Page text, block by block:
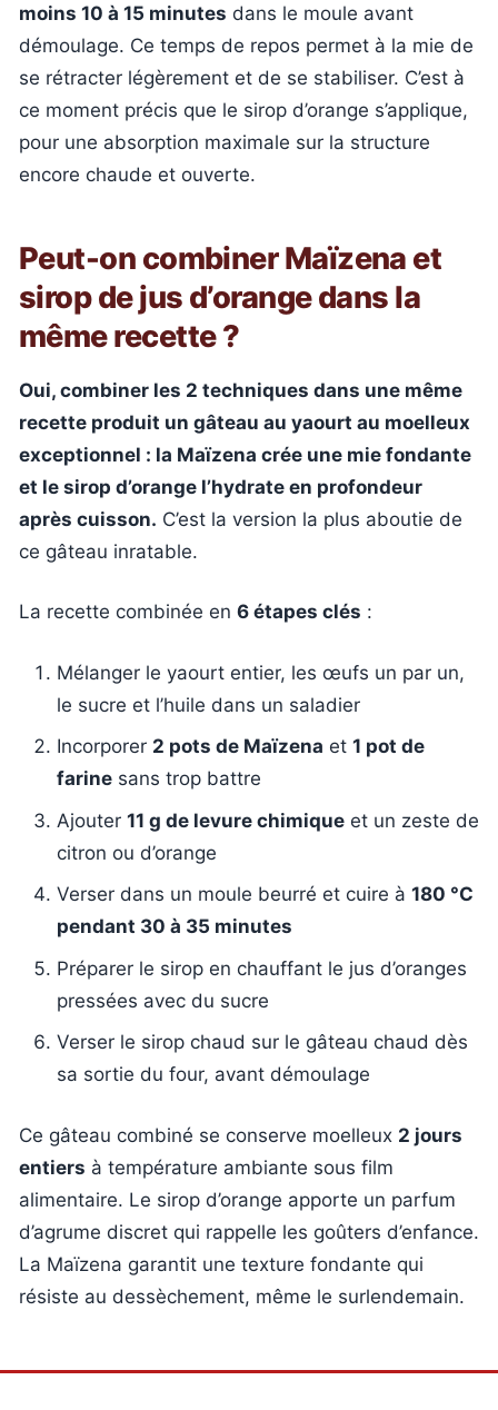
moins 10 à 15 minutes dans le moule avant
démoulage. Ce temps de repos permet à la mie de
se rétracter légèrement et de se stabiliser. C’est à
ce moment précis que le sirop d’orange s’applique,
pour une absorption maximale sur la structure
encore chaude et ouverte.
Peut-on combiner Maïzena et
sirop de jus d’orange dans la
même recette ?
Oui, combiner les 2 techniques dans une même
recette produit un gâteau au yaourt au moelleux
exceptionnel : la Maïzena crée une mie fondante
et le sirop d’orange l’hydrate en profondeur
après cuisson. C’est la version la plus aboutie de
ce gâteau inratable.
La recette combinée en 6 étapes clés :
Mélanger le yaourt entier, les œufs un par un,
le sucre et l’huile dans un saladier
Incorporer 2 pots de Maïzena et 1 pot de
farine sans trop battre
Ajouter 11 g de levure chimique et un zeste de
citron ou d’orange
Verser dans un moule beurré et cuire à 180 °C
pendant 30 à 35 minutes
Préparer le sirop en chauffant le jus d’oranges
pressées avec du sucre
Verser le sirop chaud sur le gâteau chaud dès
sa sortie du four, avant démoulage
Ce gâteau combiné se conserve moelleux 2 jours
entiers à température ambiante sous film
alimentaire. Le sirop d’orange apporte un parfum
d’agrume discret qui rappelle les goûters d’enfance.
La Maïzena garantit une texture fondante qui
résiste au dessèchement, même le surlendemain.